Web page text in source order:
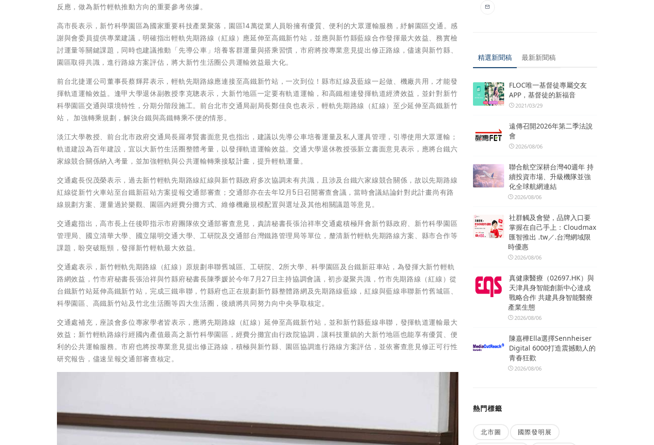
反應，做為新竹輕軌推動方向的重要參考依據。
高市長表示，新竹科學園區為國家重要科技產業聚落，園區14萬從業人員盼擁有優質、便利的大眾運輸服務，紓解園區交通。感
謝與會委員提供專業建議，明確指出輕軌先期路線（紅線）應延伸至高鐵新竹站，並應與新竹縣藍線合作發揮最大效益、務實檢
討運量等關鍵課題，同時也建議推動「先導公車」培養客群運量與搭乘習慣，市府將按專業意見提出修正路線，儘速與新竹縣、
園區取得共識，進行路線方案評估，將大新竹生活圈公共運輸效益最大化。
前台北捷運公司董事長蔡輝昇表示，輕軌先期路線應連接至高鐵新竹站，一次到位！縣市紅線及藍線一起做、機廠共用，才能發
揮軌道運輸效益。逢甲大學退休副教授李克聰表示，大新竹地區一定要有軌道運輸，和高鐵相連發揮軌道經濟效益，並針對新竹
科學園區交通與環境特性，分期分階段施工。前台北市交通局副局長鄭佳良也表示，輕軌先期路線（紅線）至少延伸至高鐵新竹
站， 加強轉乘規劃，解決台鐵與高鐵轉乘不便的情形。
淡江大學教授、前台北市政府交通局長羅孝賢書面意見也指出，建議以先導公車培養運量及私人運具管理，引導使用大眾運輸；
軌道建設為百年建設，宜以大新竹生活圈整體考量，以發揮軌道運輸效益。交通大學退休教授張新立書面意見表示，應將台鐵六
家線競合關係納入考量，並加強輕軌與公共運輸轉乘接駁計畫，提升輕軌運量。
交通處長倪茂榮表示，過去新竹輕軌先期路線紅線與新竹縣政府多次協調未有共識，且涉及台鐵六家線競合關係，故以先期路線
紅線從新竹火車站至台鐵新莊站方案提報交通部審查；交通部亦在去年12月5日召開審查會議，當時會議結論針對此計畫尚有路
線規劃方案、運量過於樂觀、園區內經費分攤方式、維修機廠規模配置與選址及其他相關議題等意見。
交通處指出，高市長上任後即指示市府團隊依交通部審查意見，責請秘書長張治祥率交通處積極拜會新竹縣政府、新竹科學園區
管理局、國立清華大學、國立陽明交通大學、工研院及交通部台灣鐵路管理局等單位，釐清新竹輕軌先期路線方案、縣市合作等
課題，盼突破瓶頸，發揮新竹輕軌最大效益。
交通處表示，新竹輕軌先期路線（紅線）原規劃串聯舊城區、工研院、2所大學、科學園區及台鐵新莊車站，為發揮大新竹輕軌
路網效益，竹市府秘書長張治祥與竹縣府秘書長陳季媛於今年7月27日主持協調會議，初步凝聚共識，竹市先期路線（紅線）從
台鐵新竹站延伸高鐵新竹站，完成三鐵串聯，竹縣府也正在規劃新竹縣整體路網及先期路線藍線，紅線與藍線串聯新竹舊城區、
科學園區、高鐵新竹站及竹北生活圈等四大生活圈，後續將共同努力向中央爭取核定。
交通處補充，座談會多位專家學者皆表示，應將先期路線（紅線）延伸至高鐵新竹站，並和新竹縣藍線串聯，發揮軌道運輸最大
效益；新竹輕軌路線行經國內產值最高之新竹科學園區，經費分攤宜由行政院協調，讓科技重鎮的大新竹地區也能享有優質、便
利的公共運輸服務。市府也將按專業意見提出修正路線，積極與新竹縣、園區協調進行路線方案評估，並依審查意見修正可行性
研究報告，儘速呈報交通部審查核定。
精選新聞稿 最新新聞稿
FLOC唯一基督徒專屬交友
APP，基督徒的新福音
2021/03/29
遠傳召開2026年第二季法說
會
2026/08/06
聯合航空深耕台灣40週年 持
續投資市場、升級機隊並強
化全球航網連結
2026/08/06
社群觸及會變，品牌入口要
掌握在自己手上：Cloudmax
匯智推出 .tw／.台灣網域限
時優惠
2026/08/06
真健康醫療（02697.HK）與
天津具身智能創新中心達成
戰略合作 共建具身智能醫療
產業生態
2026/08/06
陳嘉樺Ella選擇Sennheiser
Digital 6000打造震撼動人的
青春狂歡
2026/08/06
熱門標籤
北市圖 國際發明展